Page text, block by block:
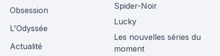
Obsession
L'Odyssée
Actualité
Spider-Noir
Lucky
Les nouvelles séries du
moment